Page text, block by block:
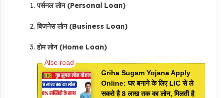
पर्सनल लोन (Personal Loan)
बिजनेस लोन (Business Loan)
होम लोन (Home Loan)
Griha Sugam Yojana Apply
Online: घर बनाने के लिए LIC से ले
सकते है 8 लाख तक का लोन, मिलती है